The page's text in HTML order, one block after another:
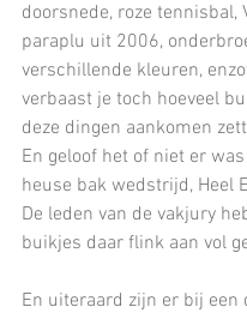
doorsnede, roze tennisbal,
paraplu uit 2006,
verschillende kleuren,
verbaast je toch hoeveel
deze dingen aankomen
En geloof het of niet er
heuse bak wedstrijd, Heel
De leden van de vakjury
buikjes daar flink aan vol
En uiteraard zijn er bij een